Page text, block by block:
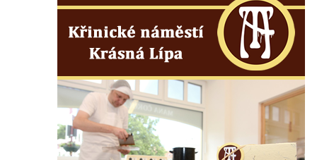
Pamětní deska Josefa Hloucha na
Budějovicích
Socha žáby u rybníčku na Náměstí v
Kamenném Újezdě
Pamětní kámen družebních obcí Kamenný
Újezd a Krauchthal v parku na Náměstí v
Kamenném Újezdě